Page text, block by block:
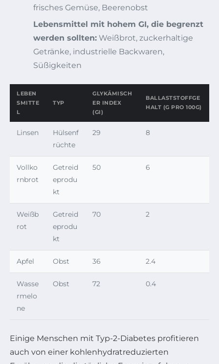
frisches Gemüse, Beerenobst
Lebensmittel mit hohem GI, die begrenzt
werden sollten: Weißbrot, zuckerhaltige
Getränke, industrielle Backwaren,
Süßigkeiten
LEBEN
SMITTE
L
TYP
GLYKÄMISCH
ER INDEX
(GI)
BALLASTSTOFFGE
HALT (G PRO 100G)
Linsen
Hülsenf
rüchte
29 8
Vollko
rnbrot
Getreid
eprodu
kt
50 6
Weißb
rot
Getreid
eprodu
kt
70 2
Apfel Obst 36 2.4
Wasse
rmelo
ne
Obst 72 0.4
Einige Menschen mit Typ-2-Diabetes profitieren
auch von einer kohlenhydratreduzierten